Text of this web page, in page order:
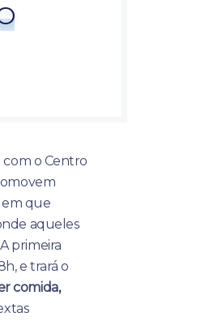
com o Centro
em que
aqueles
primeira
e trará o
comida,